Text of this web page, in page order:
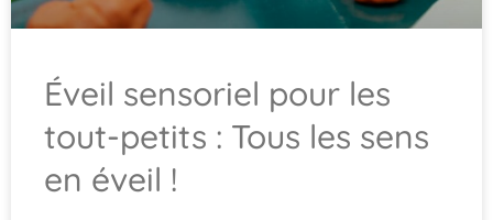
Éveil sensoriel pour les
tout-petits : Tous les sens
en éveil !